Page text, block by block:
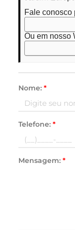
Fale conosco
Ou em nosso
Nome: *
Telefone: *
Mensagem: *